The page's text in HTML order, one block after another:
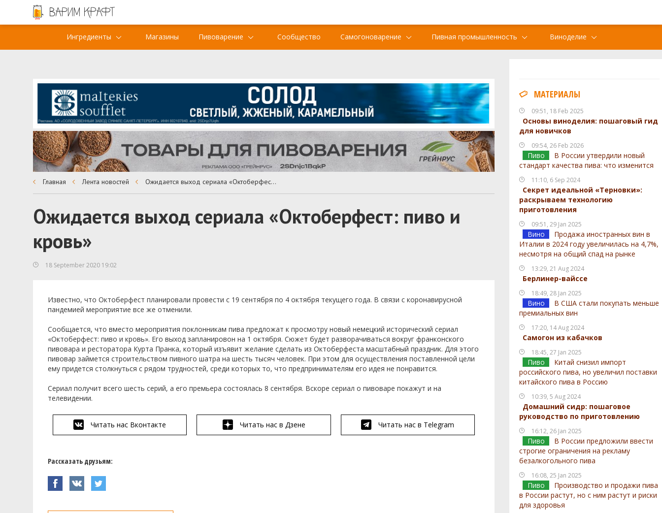
Ингредиенты Магазины Пивоварение Сообщество Самогоноварение Пивная промышленность Виноделие
МАТЕРИАЛЫ
09:51, 18 Feb 2025
Основы виноделия: пошаговый гид
для новичков
09:54, 26 Feb 2026
Пиво
В России утвердили новый
стандарт качества пива: что изменится
11:10, 6 Sep 2024
Секрет идеальной «Терновки»:
раскрываем технологию
приготовления
09:51, 29 Jan 2025
Вино
Продажа иностранных вин в
Италии в 2024 году увеличилась на 4,7%,
несмотря на общий спад на рынке
13:29, 21 Aug 2024
Берлинер-вайссе
18:49, 28 Jan 2025
Вино
В США стали покупать меньше
премиальных вин
17:20, 14 Aug 2024
Самогон из кабачков
18:45, 27 Jan 2025
Пиво
Китай снизил импорт
российского пива, но увеличил поставки
китайского пива в Россию
10:39, 5 Aug 2024
Домашний сидр: пошаговое
руководство по приготовлению
16:12, 26 Jan 2025
Пиво
В России предложили ввести
строгие ограничения на рекламу
безалкогольного пива
16:08, 25 Jan 2025
Пиво
Производство и продажи пива
в России растут, но с ним растут и риски
для здоровья
Главная Лента новостей Ожидается выход сериала «Октоберфест: пиво и кровь»
Ожидается выход сериала «Октоберфест: пиво и
кровь»
18 September 2020 19:02
Известно, что Октоберфест планировали провести с 19 сентября по 4 октября текущего года. В связи с коронавирусной
пандемией мероприятие все же отменили.
Сообщается, что вместо мероприятия поклонникам пива предложат к просмотру новый немецкий исторический сериал
«Октоберфест: пиво и кровь». Его выход запланировон на 1 октября. Сюжет будет разворачиваться вокруг франконского
пивовара и ресторатора Курта Пранка, который изъявит желание сделать из Октоберфеста масштабный праздник. Для этого
пивовар займется строительством пивного шатра на шесть тысяч человек. При этом для осуществления поставленной цели
ему придется столкнуться с рядом трудностей, среди которых то, что предпринимателям его идея не понравится.
Сериал получит всего шесть серий, а его премьера состоялась 8 сентября. Вскоре сериал о пивоваре покажут и на
телевидении.
Читать нас Вконтакте Читать нас в Дзене Читать нас в Telegram
Рассказать друзьям: